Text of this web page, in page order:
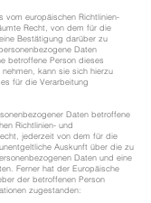
vom europäischen Richtlinien-
Recht, von dem für die
Bestätigung darüber zu
Daten
betroffene Person dieses
kann sie sich hierzu
für die Verarbeitung
Daten betroffene
Richtlinien- und
jederzeit von dem für die
Auskunft über die zu
Daten und eine
Ferner hat der Europäische
der betroffenen Person
zugestanden: